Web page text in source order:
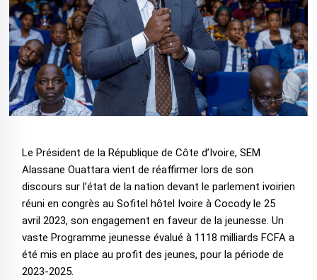
Le Président de la République de Côte d’Ivoire, SEM
Alassane Ouattara vient de réaffirmer lors de son
discours sur l’état de la nation devant le parlement ivoirien
réuni en congrès au Sofitel hôtel Ivoire à Cocody le 25
avril 2023, son engagement en faveur de la jeunesse. Un
vaste Programme jeunesse évalué à 1118 milliards FCFA a
été mis en place au profit des jeunes, pour la période de
2023-2025.